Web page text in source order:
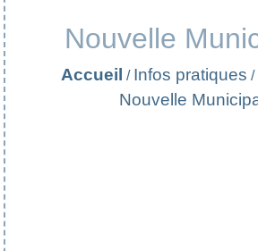
Nouvelle
Accueil / Infos pratiques /
Nouvelle